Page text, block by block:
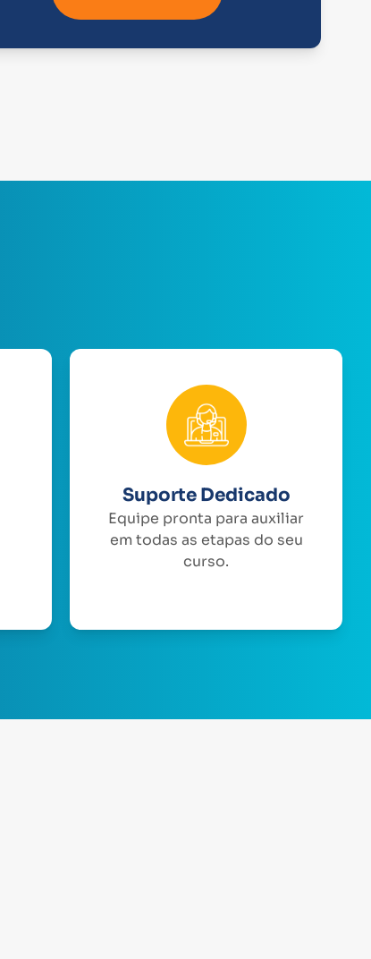
Suporte Dedicado
Equipe pronta para auxiliar
em todas as etapas do seu
curso.